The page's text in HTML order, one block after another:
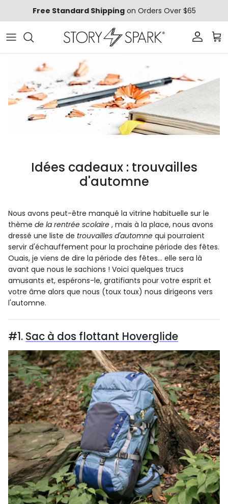
Free Standard Shippingon Orders Over $65
Compte
Idées cadeaux : trouvailles
d'automne
Nous avons peut-être manqué la vitrine habituelle sur le
thème de la rentrée scolaire , mais à la place, nous avons
dressé une liste de trouvailles d'automne qui pourraient
servir d'échauffement pour la prochaine période des fêtes.
Ouais, je viens de dire la période des fêtes... elle sera là
avant que nous le sachions ! Voici quelques trucs
amusants et, espérons-le, gratifiants pour votre esprit et
votre âme alors que nous (toux toux) nous dirigeons vers
l'automne.
#1. Sac à dos flottant Hoverglide